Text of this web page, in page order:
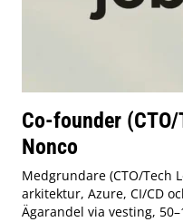
Co-founder
Nonco
Medgrundare (CTO/Tech
arkitektur, Azure, CI/CD
Ägarandel via vesting,